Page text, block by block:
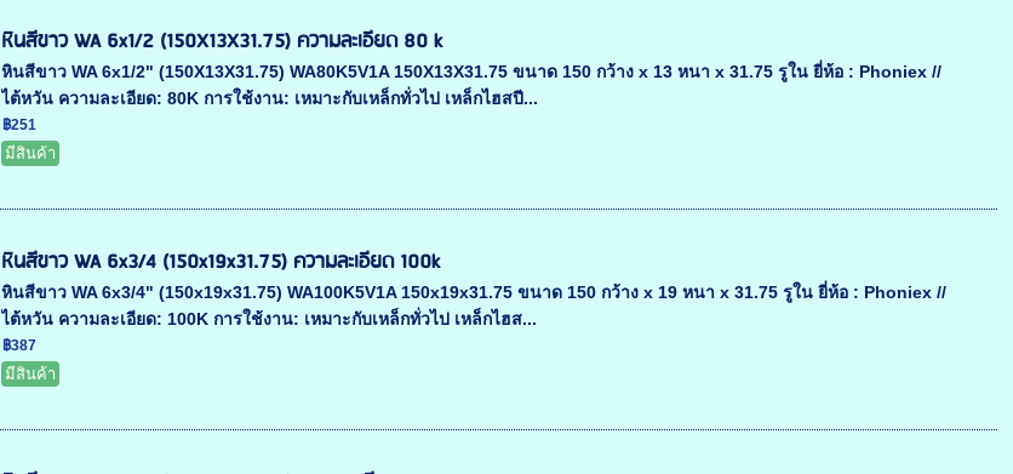
หินสีขาว WA 6x1/2 (150X13X31.75) ความละเอียด 80 k
หินสีขาว WA 6x1/2" (150X13X31.75) WA80K5V1A 150X13X31.75 ขนาด 150 กว้าง x 13 หนา x 31.75 รูใน ยี่ห้อ : Phoniex //
ไต้หวัน ความละเอียด: 80K การใช้งาน: เหมาะกับเหล็กทั่วไป เหล็กไฮสปี...
฿251
มีสินค้า
หินสีขาว WA 6x3/4 (150x19x31.75) ความละเอียด 100k
หินสีขาว WA 6x3/4" (150x19x31.75) WA100K5V1A 150x19x31.75 ขนาด 150 กว้าง x 19 หนา x 31.75 รูใน ยี่ห้อ : Phoniex //
ไต้หวัน ความละเอียด: 100K การใช้งาน: เหมาะกับเหล็กทั่วไป เหล็กไฮส...
฿387
มีสินค้า